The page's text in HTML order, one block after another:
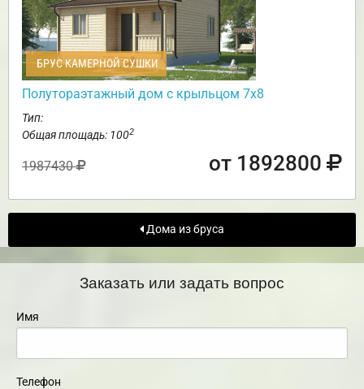
БРУС КАМЕРНОЙ СУШКИ
Полутораэтажный дом с крыльцом 7х8
Тип:
Общая площадь: 1002
1987430 от 1892800
Дома из бруса
Заказать или задать вопрос
Имя
Телефон